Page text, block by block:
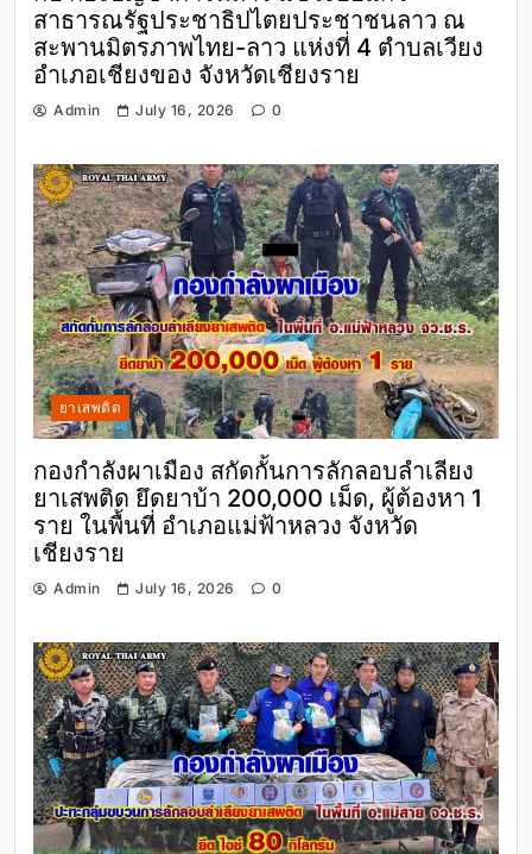
สาธารณรัฐประชาธิปไตยประชาชนลาว ณ
สะพานมิตรภาพไทย-ลาว แห่งที่ 4 ตำบลเวียง
อำเภอเชียงของ จังหวัดเชียงราย
Admin July 16, 2026 0
ยาเสพติด
กองกำลังผาเมือง สกัดกั้นการลักลอบลำเลียง
ยาเสพติด ยึดยาบ้า 200,000 เม็ด, ผู้ต้องหา 1
ราย ในพื้นที่ อำเภอแม่ฟ้าหลวง จังหวัด
เชียงราย
Admin July 16, 2026 0